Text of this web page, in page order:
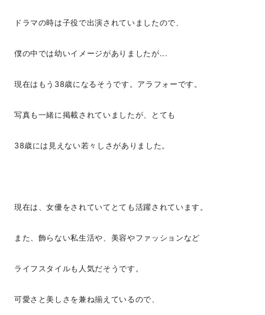
ドラマの時は子役で出演されていましたので、
僕の中では幼いイメージがありましたが...
現在はもう38歳になるそうです。アラフォーです。
写真も一緒に掲載されていましたが、とても
38歳には見えない若々しさがありました。
現在は、女優をされていてとても活躍されています。
また、飾らない私生活や、美容やファッションなど
ライフスタイルも人気だそうです。
可愛さと美しさを兼ね揃えているので、